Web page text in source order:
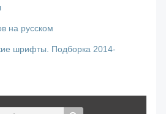
на русском
шрифты. Подборка 2014-